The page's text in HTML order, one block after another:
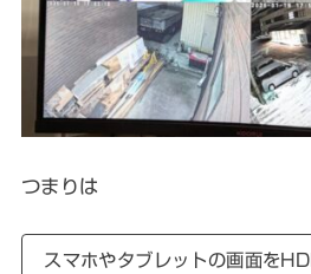
つまりは
スマホやタブレットの画面を